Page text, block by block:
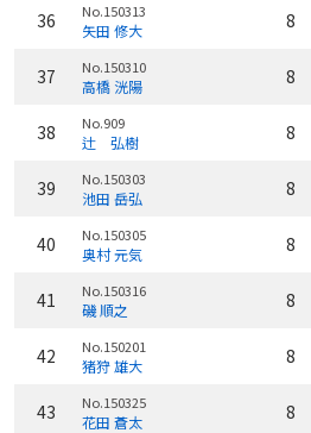
36 No.150313
矢田 修大 8
37 No.150310
高橋 洸陽 8
38 No.909
辻 弘樹 8
39 No.150303
池田 岳弘 8
40 No.150305
奥村 元気 8
41 No.150316
磯 順之 8
42 No.150201
猪狩 雄大 8
43 No.150325
花田 蒼太 8